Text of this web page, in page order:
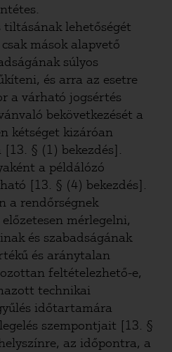
tiltásának lehetőségét
mások alapvető
súlyos
és arra az esetre
a várható jogsértés
bekövetkezését a
kétséget kizáróan
§ (1) bekezdés].
a példálózó
[13. § (4) bekezdés].
a rendőrségnek
mérlegelni,
és szabadságának
és aránytalan
feltételezhető-e,
technikai
időtartamára
szempontjait [13. §
az időpontra, a